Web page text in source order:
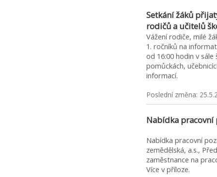
Setkání žáků
rodičů a učitelů
Vážení rodiče, milé
1. ročníků na
od 16:00 hodin v
pomůckách,
informací.
Poslední změna:
Nabídka pracovní
Nabídka pracovní
zemědělská, a.s.,
zaměstnance na
Více v příloze.